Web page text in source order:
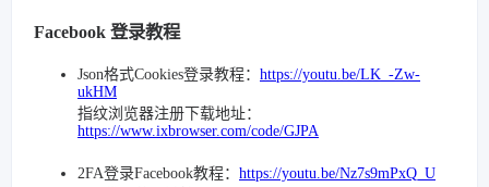
Facebook 登录教程
Json格式Cookies登录教程： https://youtu.be/LK_-Zw-
ukHM
指纹浏览器注册下载地址：
https://www.ixbrowser.com/code/GJPA
2FA登录Facebook教程： https://youtu.be/Nz7s9mPxQ_U